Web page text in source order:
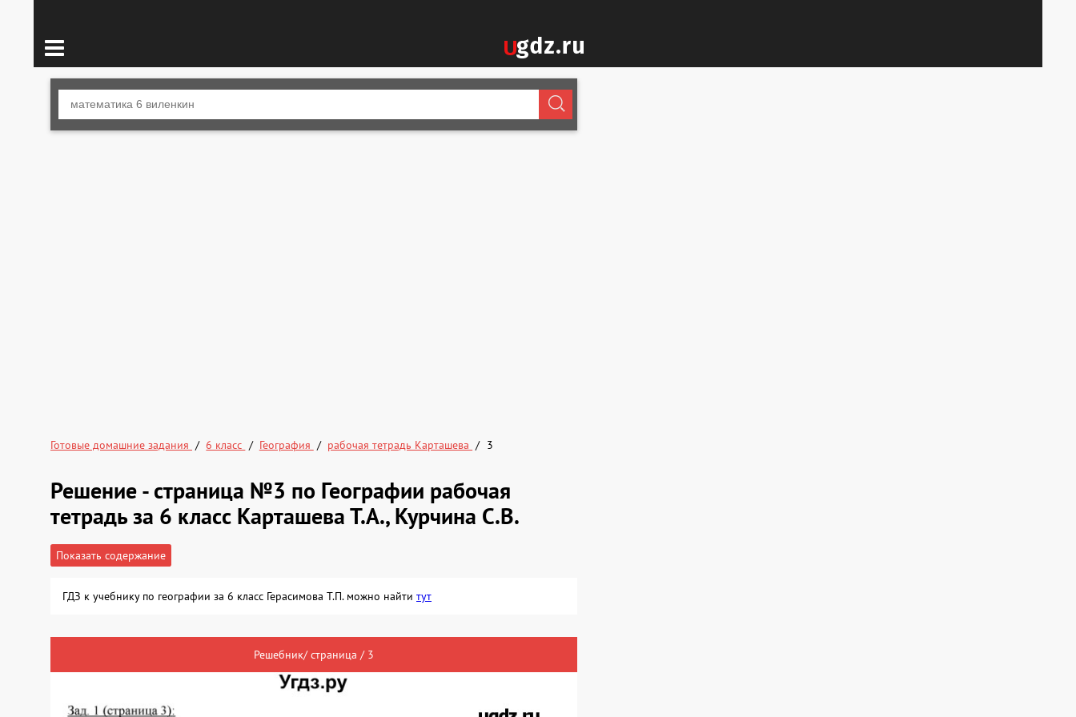
Готовые домашние задания 6 класс География рабочая тетрадь Карташева 3
Решение - страница №3 по Географии рабочая
тетрадь за 6 класс Карташева Т.А., Курчина С.В.
Показать содержание
ГДЗ к учебнику по географии за 6 класс Герасимова Т.П. можно найти тут
Решебник/ страница / 3